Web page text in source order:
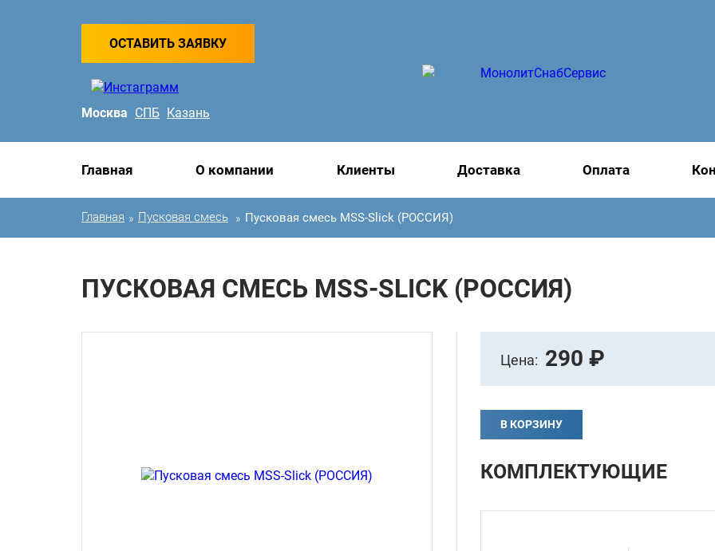
ОСТАВИТЬ ЗАЯВКУ
Москва СПБ Казань
Главная О компании Клиенты Доставка Оплата
Главная » Пусковая смесь » Пусковая смесь MSS-Slick (РОССИЯ)
ПУСКОВАЯ СМЕСЬ MSS-SLICK (РОССИЯ)
Цена: 290 ₽
В КОРЗИНУ
КОМПЛЕКТУЮЩИЕ